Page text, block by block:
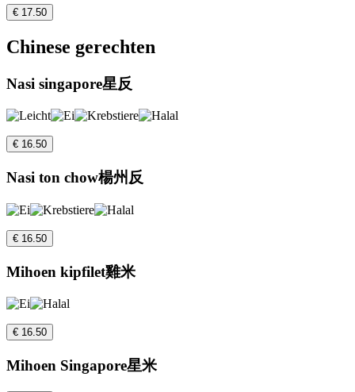
€ 17.50
Chinese gerechten
Nasi singapore星反
€ 16.50
Nasi ton chow楊州反
€ 16.50
Mihoen kipfilet雞米
€ 16.50
Mihoen Singapore星米